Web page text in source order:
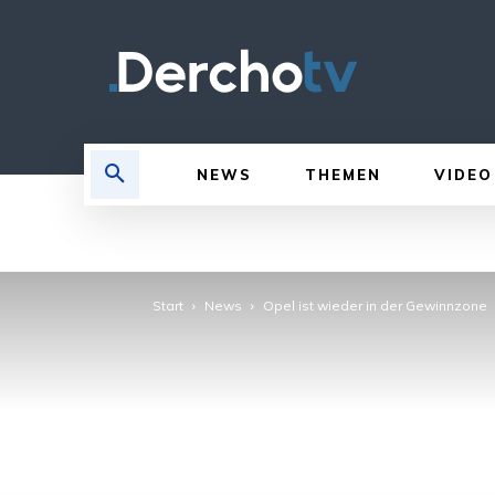
NEWS THEMEN VIDEO
Start News Opel ist wieder in der Gewinnzone